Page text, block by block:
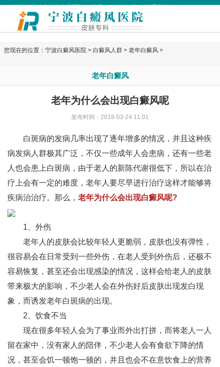
您现在的位置： 宁波白癜风医院 > 白癜风人群 > 老年白癜风 >
老年白癜风
老年为什么会出现白癜风呢
发布时间：2018-03-24 11:01
白斑病的发病几率出现了逐年增多的情况，并且这种疾
病发病人群极其广泛，不仅一些成年人会患病，还有一些老
人也会患上白斑病，由于老人的新陈代谢很低下，所以在治
疗上会有一定的难度，老年人要尽早进行治疗这样才能够将
疾病治治疗。那么， 老年为什么会出现白癜风呢?
1、外伤
老年人的皮肤会比较年轻人更脆弱，皮肤也没有弹性，
很容易会在日常受到一些外伤，在老人受到外伤后，还极不
容易恢复，甚至还会出现感染的情况，这样会给老人的皮肤
带来极大的影响，不少老人会在外伤好后皮肤出现发白现
象，而诱发老年白斑病的出现。
2、饮食不当
现在很多年轻人会为了事业而外出打拼，而将老人一人
留在家中，没有家人的陪伴，不少老人会有食欲下降的情
况，甚至会饥一顿饱一顿的，并且也会不在意饮食上的营养